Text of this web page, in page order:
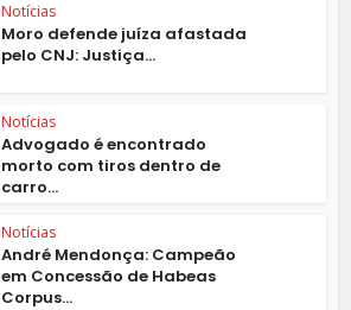
Notícias
Moro defende juíza afastada
pelo CNJ: Justiça...
Notícias
Advogado é encontrado
morto com tiros dentro de
carro...
Notícias
André Mendonça: Campeão
em Concessão de Habeas
Corpus...